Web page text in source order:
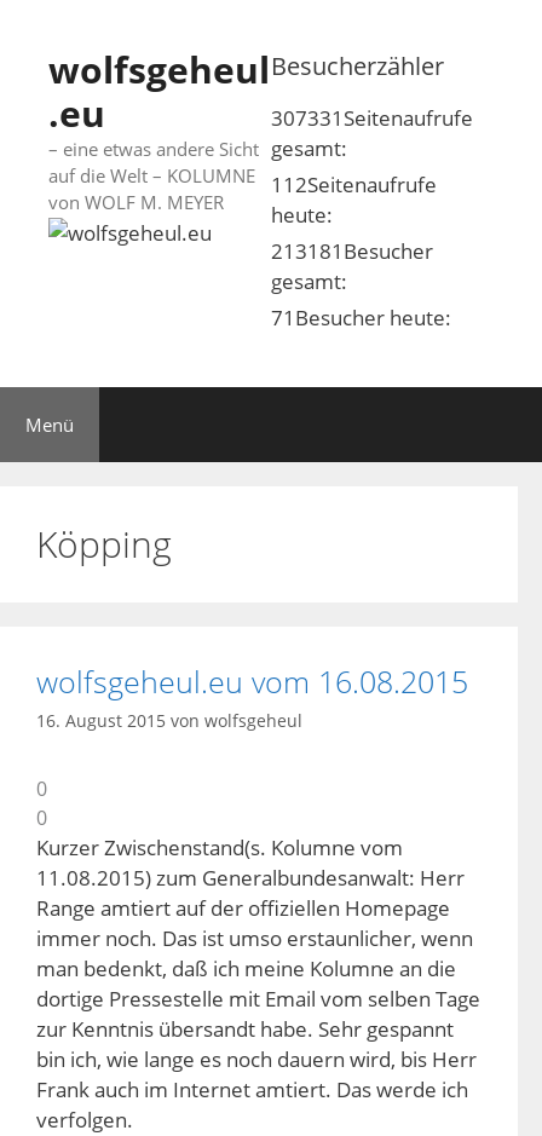
Inhalt
Besucherzähler
307331 Seitenaufrufe
gesamt:
112Seitenaufrufe
heute:
213181 Besucher
gesamt:
71 Besucher heute:
wolfsgeheul
.eu
– eine etwas andere Sicht
auf die Welt – KOLUMNE
von WOLF M. MEYER
Menü
Köpping
wolfsgeheul.eu vom 16.08.2015
16. August 2015 von wolfsgeheul
0
0
Kurzer Zwischenstand(s. Kolumne vom
11.08.2015) zum Generalbundesanwalt: Herr
Range amtiert auf der offiziellen Homepage
immer noch. Das ist umso erstaunlicher, wenn
man bedenkt, daß ich meine Kolumne an die
dortige Pressestelle mit Email vom selben Tage
zur Kenntnis übersandt habe. Sehr gespannt
bin ich, wie lange es noch dauern wird, bis Herr
Frank auch im Internet amtiert. Das werde ich
verfolgen.